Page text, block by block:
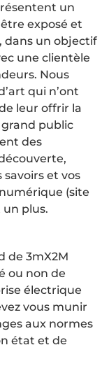
un
exposé et
dans un objectif
une clientèle
Nous
qui n’ont
leur offrir la
grand public
des
et vos
(site
plus.
de 3mX2M
ou non de
électrique
vous munir
aux normes
état et de